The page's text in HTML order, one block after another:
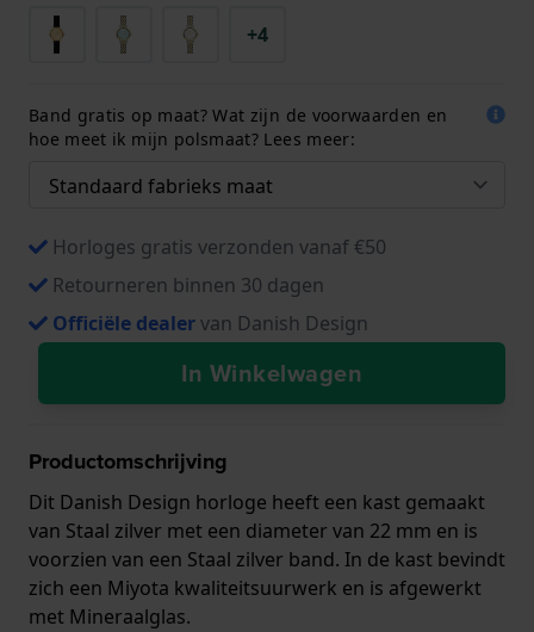
+4
Band gratis op maat? Wat zijn de voorwaarden en
hoe meet ik mijn polsmaat? Lees meer:
Horloges gratis verzonden vanaf €50
Retourneren binnen 30 dagen
Officiële dealervan Danish Design
In Winkelwagen
Productomschrijving
Dit Danish Design horloge heeft een kast gemaakt
van Staal zilver met een diameter van 22 mm en is
voorzien van een Staal zilver band. In de kast bevindt
zich een Miyota kwaliteitsuurwerk en is afgewerkt
met Mineraalglas.